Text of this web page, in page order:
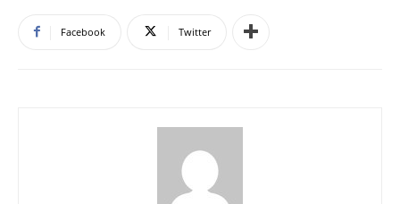
Facebook Twitter